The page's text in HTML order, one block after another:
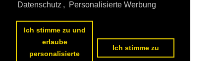
Datenschutz , Personalisierte Werbung
Ich stimme zu und
erlaube
personalisierte
Ich stimme zu